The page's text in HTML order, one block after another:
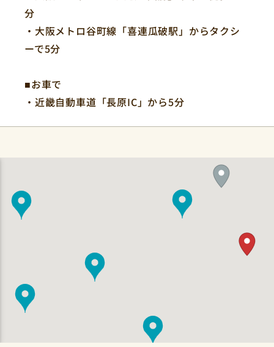
分
・大阪メトロ谷町線「喜連瓜破駅」からタクシ
ーで5分
■お車で
・近畿自動車道「長原IC」から5分